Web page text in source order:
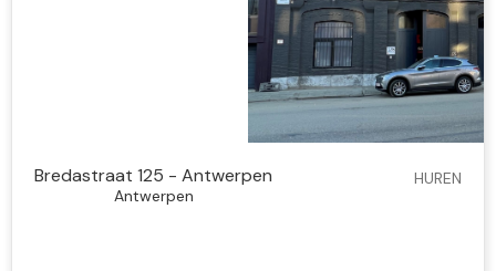
Bredastraat 125 - Antwerpen
Antwerpen
HUREN